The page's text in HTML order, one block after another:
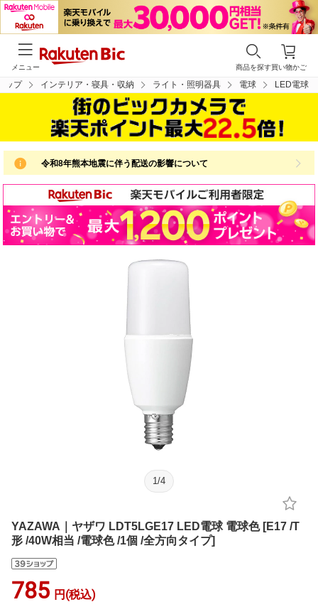
買い物かご
商品を探す
メニュー
ップ インテリア・寝具・収納 ライト・照明器具 電球 LED電球
令和8年熊本地震に伴う配送の影響について
1 /4
YAZAWA｜ヤザワ LDT5LGE17 LED電球 電球色 [E17 /T
形 /40W相当 /電球色 /1個 /全方向タイプ]
785 円(税込)